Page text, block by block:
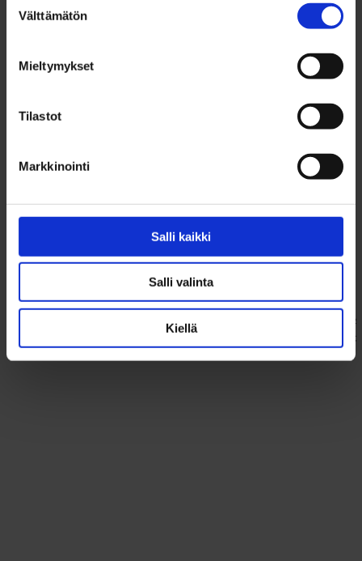
valinta
Välttämätön
Mieltymykset
Tilastot
Markkinointi
Salli kaikki
Salli valinta
Kiellä
KT 43 m²
323 000 €